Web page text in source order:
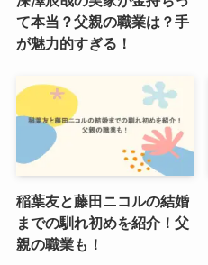
て本当？父親の職業は？手
が魅力的すぎる！
稲葉友と藤田ニコルの結婚
までの馴れ初めを紹介！父
親の職業も！